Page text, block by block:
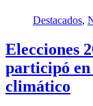
Destacados,
Elecciones
participó en
climático